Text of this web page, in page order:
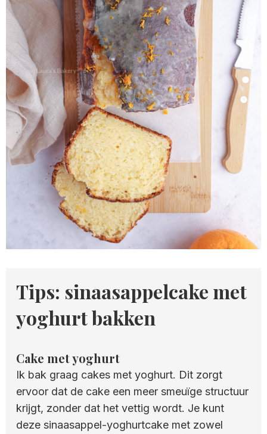
Tips: sinaasappelcake met
yoghurt bakken
Cake met yoghurt
Ik bak graag cakes met yoghurt. Dit zorgt
ervoor dat de cake een meer smeuïge structuur
krijgt, zonder dat het vettig wordt. Je kunt
deze sinaasappel-yoghurtcake met zowel